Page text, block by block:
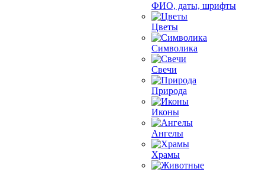
ФИО, даты, шрифты
Цветы
Символика
Свечи
Природа
Иконы
Ангелы
Храмы